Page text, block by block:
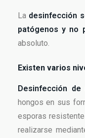
Ladesinfección
patógenos y no
absoluto.
Existen varios
Desinfección de
hongos en sus
esporas
realizarse